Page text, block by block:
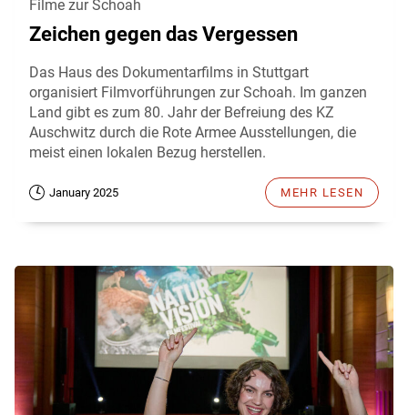
Filme zur Schoah
Zeichen gegen das Vergessen
Das Haus des Dokumentarfilms in Stuttgart
organisiert Filmvorführungen zur Schoah. Im ganzen
Land gibt es zum 80. Jahr der Befreiung des KZ
Auschwitz durch die Rote Armee Ausstellungen, die
meist einen lokalen Bezug herstellen.
January 2025 MEHR LESEN